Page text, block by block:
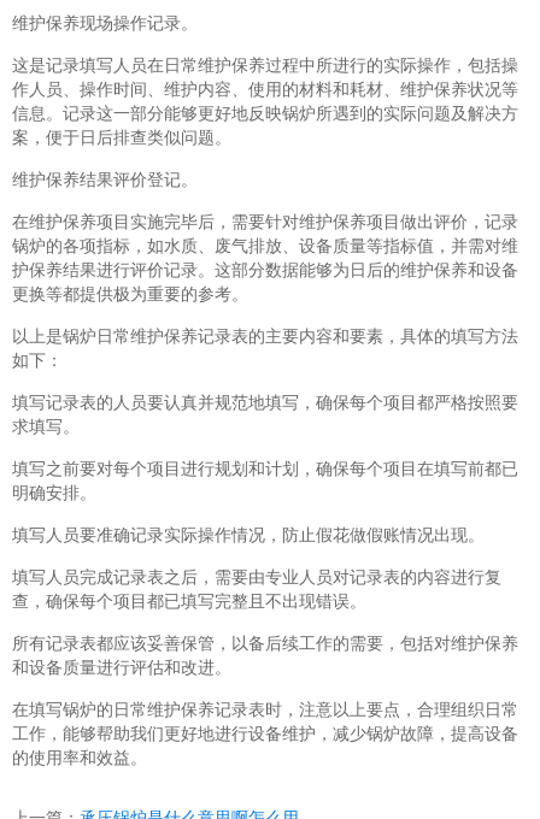
维护保养现场操作记录。
这是记录填写人员在日常维护保养过程中所进行的实际操作，包括操
作人员、操作时间、维护内容、使用的材料和耗材、维护保养状况等
信息。记录这一部分能够更好地反映锅炉所遇到的实际问题及解决方
案，便于日后排查类似问题。
维护保养结果评价登记。
在维护保养项目实施完毕后，需要针对维护保养项目做出评价，记录
锅炉的各项指标，如水质、废气排放、设备质量等指标值，并需对维
护保养结果进行评价记录。这部分数据能够为日后的维护保养和设备
更换等都提供极为重要的参考。
以上是锅炉日常维护保养记录表的主要内容和要素，具体的填写方法
如下：
填写记录表的人员要认真并规范地填写，确保每个项目都严格按照要
求填写。
填写之前要对每个项目进行规划和计划，确保每个项目在填写前都已
明确安排。
填写人员要准确记录实际操作情况，防止假花做假账情况出现。
填写人员完成记录表之后，需要由专业人员对记录表的内容进行复
查，确保每个项目都已填写完整且不出现错误。
所有记录表都应该妥善保管，以备后续工作的需要，包括对维护保养
和设备质量进行评估和改进。
在填写锅炉的日常维护保养记录表时，注意以上要点，合理组织日常
工作，能够帮助我们更好地进行设备维护，减少锅炉故障，提高设备
的使用率和效益。